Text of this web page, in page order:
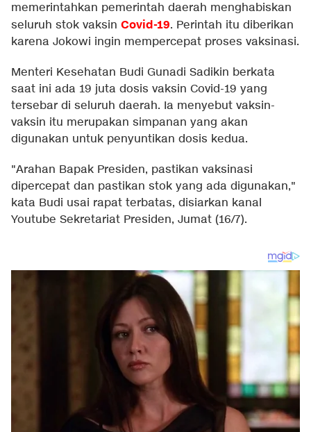
memerintahkan pemerintah daerah menghabiskan
seluruh stok vaksin Covid-19. Perintah itu diberikan
karena Jokowi ingin mempercepat proses vaksinasi.
Menteri Kesehatan Budi Gunadi Sadikin berkata
saat ini ada 19 juta dosis vaksin Covid-19 yang
tersebar di seluruh daerah. Ia menyebut vaksin-
vaksin itu merupakan simpanan yang akan
digunakan untuk penyuntikan dosis kedua.
"Arahan Bapak Presiden, pastikan vaksinasi
dipercepat dan pastikan stok yang ada digunakan,"
kata Budi usai rapat terbatas, disiarkan kanal
Youtube Sekretariat Presiden, Jumat (16/7).